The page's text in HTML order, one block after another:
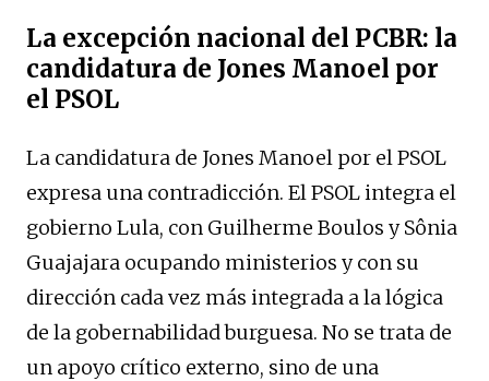
La excepción nacional del PCBR: la
candidatura de Jones Manoel por
el PSOL
La candidatura de Jones Manoel por el PSOL
expresa una contradicción. El PSOL integra el
gobierno Lula, con Guilherme Boulos y Sônia
Guajajara ocupando ministerios y con su
dirección cada vez más integrada a la lógica
de la gobernabilidad burguesa. No se trata de
un apoyo crítico externo, sino de una